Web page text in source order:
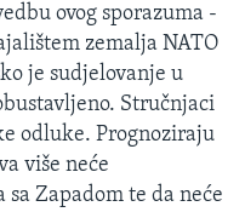
ovog sporazuma -
zemalja NATO
je sudjelovanje u
Stručnjaci
odluke. Prognoziraju
više neće
Zapadom te da neće